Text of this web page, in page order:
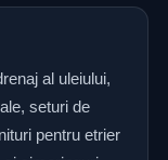
al uleiului,
seturi de
pentru etrier